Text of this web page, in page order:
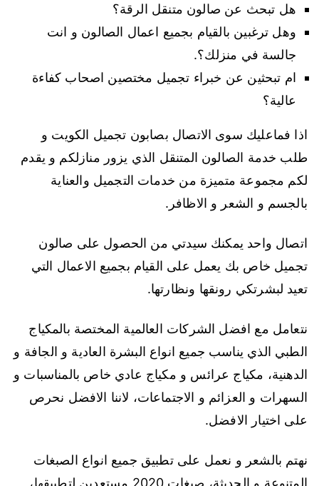
هل تبحث عن صالون متنقل الرقة؟
وهل ترغبين بالقيام بجميع اعمال الصالون و انت
جالسة في منزلك؟.
ام تبحثين عن خبراء تجميل مختصين اصحاب كفاءة
عالية؟
اذا فماعليك سوى الاتصال بصابون تجميل الكويت و
طلب خدمة الصالون المتنقل الذي يزور منازلكم و يقدم
لكم مجموعة متميزة من خدمات التجميل والعناية
بالجسم و الشعر و الاظافر.
اتصال واحد يمكنك سيدتي من الحصول على صالون
تجميل خاص بك يعمل على القيام بجميع الاعمال التي
تعيد لبشرتكي رونقها ونظارتها.
نتعامل مع افضل الشركات العالمية المختصة بالمكياج
الطبي الذي يناسب جميع انواع البشرة العادية و الجافة و
الدهنية، مكياج عرائس و مكياج عادي خاص بالمناسبات و
السهرات و العزائم و الاجتماعات، لاننا الافضل نحرص
على اختيار الافضل.
نهتم بالشعر و نعمل على تطبيق جميع انواع الصبغات
المتنوعة و الحديثة، صبغات 2020 مستعدين لتطبيقها،